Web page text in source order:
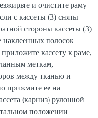
и очистите раму
с кассеты (3) сняты
стороны кассеты (3)
наклеенных полосок
кассету к раме,
меткам,
между тканью и
прижмите ее на
(карниз) рулонной
положении